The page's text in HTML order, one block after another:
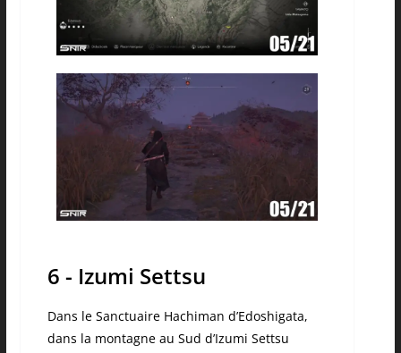
6 - Izumi Settsu
Dans le Sanctuaire Hachiman d’Edoshigata,
dans la montagne au Sud d’Izumi Settsu